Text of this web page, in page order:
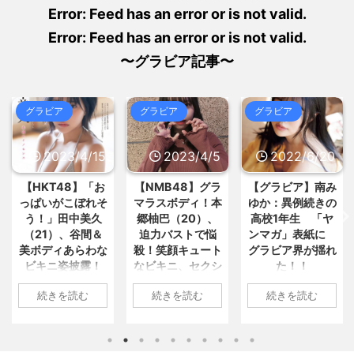
ワロタあんてな NEW! (8/6 02:38)
でダイヤモンドの盾を切る... / おまと
【悲報】浅田真央ちゃんの婚活条
【画像】女教師さん「年頃の男の
子がいちばん"オカズ"になるの... / お
まとめ : おすすめ NEW! (8/6 02:05)
【ゲロマス】「ルイボスティー」
とかいういつの間にかしれっと定... /
おまとめ : おすすめ NEW! (8/6 01:27)
【衝撃】日本人｢子供？いらん｣←
この思想が蔓延している本当の... / お
まとめ : おすすめ NEW! (8/6 01:07)
【信長の野望・新生】米問屋をど
気になるニュースまとめアンテナ
(8/29 00:02)
なるニュースまとめアンテナ
(8/29
5chまとめMAP(総合) NEW!
02:17)
【悲報】共同通信「高市総理、避
いーあんてな(#ﾟｗﾟ)
事が全面廃止、「県が何をするね... /
いーあんてな(#ﾟｗﾟ) NEW! (8/6
02:16)
格安電気代のためにインフラ投資
を怠った韓国、朝鮮半島全域を猛... /
いーあんてな(#ﾟｗﾟ) NEW!
(8/6
02:16)
（ ´_ゝ`） 蓮舫さん、ｘに投稿さ
れた被災地視察の高市首相... / いーあ
んてな(#ﾟｗﾟ)
NEW! (8/6 02:16)
中国「大洪水！」中国ダム「決
壊」地元民「公式発表より死者多い...
/ いーあんてな(#ﾟｗﾟ) NEW! (8/6
02:16)
最近の若年、芸能人を全然知らな
いwww / 5chまとめMAP(総合)
(8/6 02:15)
ンだ」 熊本地震直後の日本の対... / に
Error: Feed has an error or is not valid.
Error: Feed has an error or is not valid.
〜グラビア記事〜
4/15
】「お
こぼれそ
田中美久
、谷間＆
あらわな
姿披露！
ちいすぎ
の声殺到
を読む
グラビア
2023/4/5
【NMB48】グラ
マラスボディ！本
郷柚巴（20）、
迫力バストで悩
殺！笑顔キュート
なビキニ、セクシ
ーニット、ランジ
ェリー姿披露
2023/04/01(土)
続きを読む
グラビア
2022/6/20
【グラビア】南み
ゆか：異例続きの
高校1年生 「ヤ
ンマガ」表紙に
グラビア界が揺れ
1: 名無しさん
2022/06/20(月)
続きを読む
グラビ
【速報
川翔子
2位 8
ランジ
トほか
最高
い“しょ